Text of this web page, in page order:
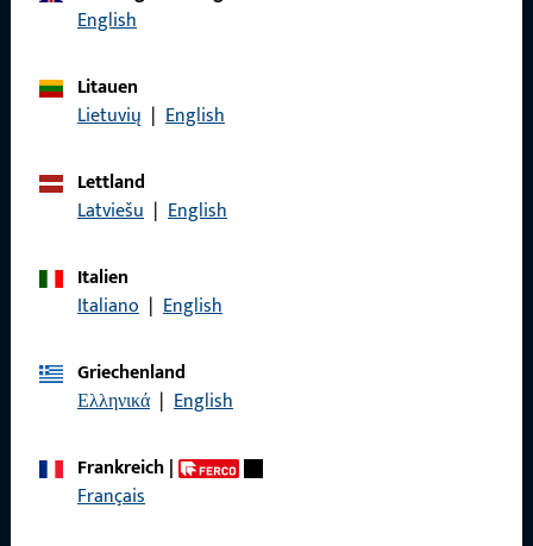
English
Litauen
Lietuvių | English
Lettland
Latviešu | English
Italien
Italiano | English
Griechenland
Ελληνικά | English
Frankreich|
Français
Allgemeines
Schnelleinstieg
Produkte